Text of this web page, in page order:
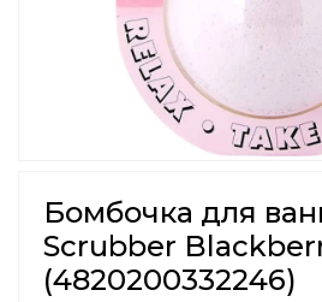
Бомбочка для
Scrubber
(4820200332246)